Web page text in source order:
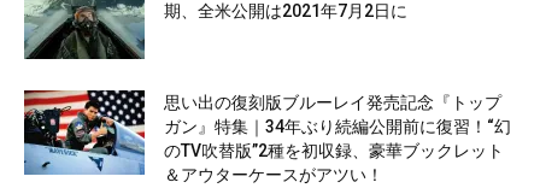
期、全米公開は2021年7月2日に
思い出の復刻版ブルーレイ発売記念『トップ
ガン』特集｜34年ぶり続編公開前に復習！“幻
のTV吹替版”2種を初収録、豪華ブックレット
＆アウターケースがアツい！